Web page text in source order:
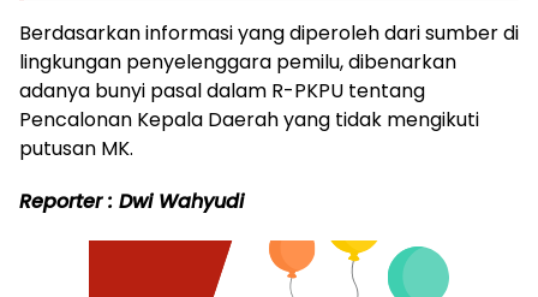
Berdasarkan informasi yang diperoleh dari sumber di
lingkungan penyelenggara pemilu, dibenarkan
adanya bunyi pasal dalam R-PKPU tentang
Pencalonan Kepala Daerah yang tidak mengikuti
putusan MK.
Reporter : Dwi Wahyudi